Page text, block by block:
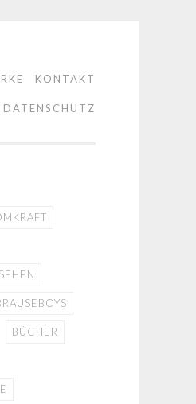
KONTAKT
DATENSCHUTZ
BÜCHER